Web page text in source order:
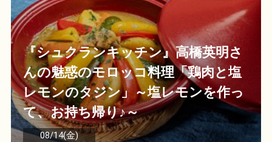
『シュクランキッチン』高橋英明さ
んの魅惑のモロッコ料理「鶏肉と塩
レモンのタジン」～塩レモンを作っ
て、お持ち帰り♪～
08/14(金)